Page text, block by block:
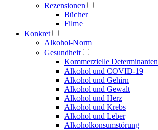
Rezensionen
Bücher
Filme
Konkret
Alkohol-Norm
Gesundheit
Kommerzielle Determinanten
Alkohol und COVID-19
Alkohol und Gehirn
Alkohol und Gewalt
Alkohol und Herz
Alkohol und Krebs
Alkohol und Leber
Alkoholkonsumstörung